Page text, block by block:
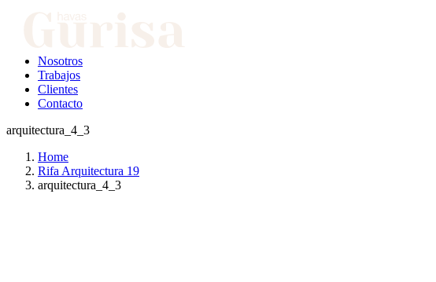
Nosotros
Trabajos
Clientes
Contacto
arquitectura_4_3
Home
Rifa Arquitectura 19
arquitectura_4_3